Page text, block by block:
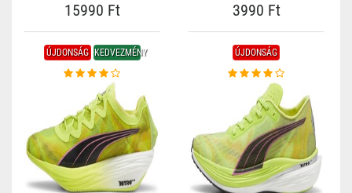
15990 Ft 3990 Ft
ÚJDONSÁG KEDVEZMÉNY ÚJDONSÁG